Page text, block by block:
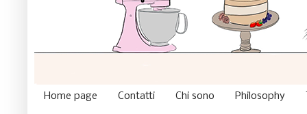
Home page Contatti Chi sono Philosophy